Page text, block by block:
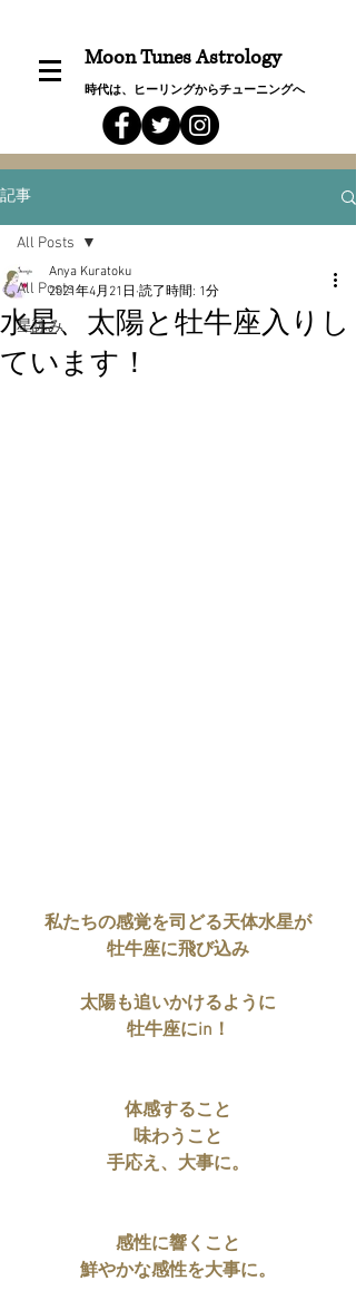
Moon Tunes Astrology
時代は、ヒーリングからチューニングへ
記事
All Posts
星詠み
All Posts
水星、太陽と牡牛座入りし
ています！
Anya Kuratoku
2021年4月21日 読了時間: 1分
私たちの感覚を司どる天体水星が
牡牛座に飛び込み
太陽も追いかけるように
牡牛座にin！
体感すること
味わうこと
手応え、大事に。
感性に響くこと
鮮やかな感性を大事に。